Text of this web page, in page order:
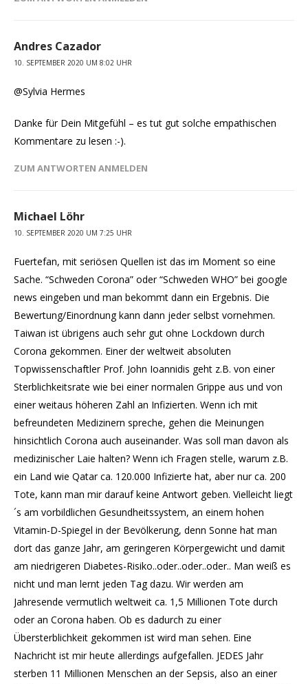
Andres Cazador
10. SEPTEMBER 2020 UM 8:02 UHR
@Sylvia Hermes
Danke für Dein Mitgefühl – es tut gut solche empathischen
Kommentare zu lesen :-).
ZUM ANTWORTEN ANMELDEN
Michael Löhr
10. SEPTEMBER 2020 UM 7:25 UHR
Fuertefan, mit seriösen Quellen ist das im Moment so eine
Sache. “Schweden Corona” oder “Schweden WHO” bei google
news eingeben und man bekommt dann ein Ergebnis. Die
Bewertung/Einordnung kann dann jeder selbst vornehmen.
Taiwan ist übrigens auch sehr gut ohne Lockdown durch
Corona gekommen. Einer der weltweit absoluten
Topwissenschaftler Prof. John Ioannidis geht z.B. von einer
Sterblichkeitsrate wie bei einer normalen Grippe aus und von
einer weitaus höheren Zahl an Infizierten. Wenn ich mit
befreundeten Medizinern spreche, gehen die Meinungen
hinsichtlich Corona auch auseinander. Was soll man davon als
medizinischer Laie halten? Wenn ich Fragen stelle, warum z.B.
ein Land wie Qatar ca. 120.000 Infizierte hat, aber nur ca. 200
Tote, kann man mir darauf keine Antwort geben. Vielleicht liegt
´s am vorbildlichen Gesundheitssystem, an einem hohen
Vitamin-D-Spiegel in der Bevölkerung, denn Sonne hat man
dort das ganze Jahr, am geringeren Körpergewicht und damit
am niedrigeren Diabetes-Risiko..oder..oder..oder.. Man weiß es
nicht und man lernt jeden Tag dazu. Wir werden am
Jahresende vermutlich weltweit ca. 1,5 Millionen Tote durch
oder an Corona haben. Ob es dadurch zu einer
Übersterblichkeit gekommen ist wird man sehen. Eine
Nachricht ist mir heute allerdings aufgefallen. JEDES Jahr
sterben 11 Millionen Menschen an der Sepsis, also an einer